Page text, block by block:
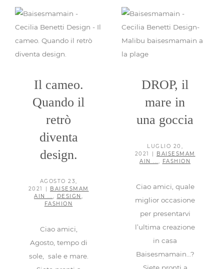
retrò diventa
design.
Baisesmamain ...
Il cameo.
Quando il
retrò
diventa
design.
AGOSTO 23,
2021
BAISESMAM
AIN ..., DESIGN ,
FASHION
Ciao amici,
Agosto, tempo di
sole, sale e mare.
DROP, il mare in
una goccia
Baisesmamain ...
DROP, il
mare in
una goccia
LUGLIO 20,
2021
BAISESMAM
AIN ..., FASHION
Ciao amici, quale
miglior occasione
per presentarvi
l’ultima creazione
in casa
Baisesmamain…?